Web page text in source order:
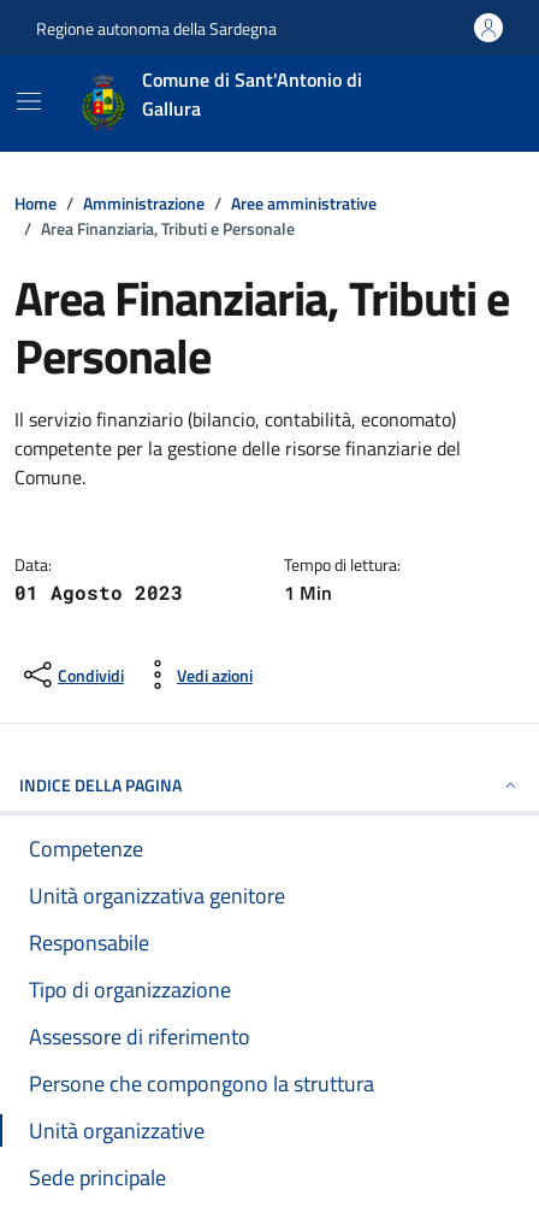
Regione autonoma della Sardegna
Comune di Sant'Antonio di
Gallura
Home Amministrazione
Aree amministrative
Area Finanziaria, Tributi e Personale
Area Finanziaria, Tributi e
Personale
Dettagli della notizia
Il servizio finanziario (bilancio, contabilità, economato)
competente per la gestione delle risorse finanziarie del
Comune.
Data:
01 Agosto 2023
Tempo di lettura:
1 Min
Condividi Vedi azioni
INDICE DELLA PAGINA
Competenze
Unità organizzativa genitore
Responsabile
Tipo di organizzazione
Assessore di riferimento
Persone che compongono la struttura
Unità organizzative
Sede principale